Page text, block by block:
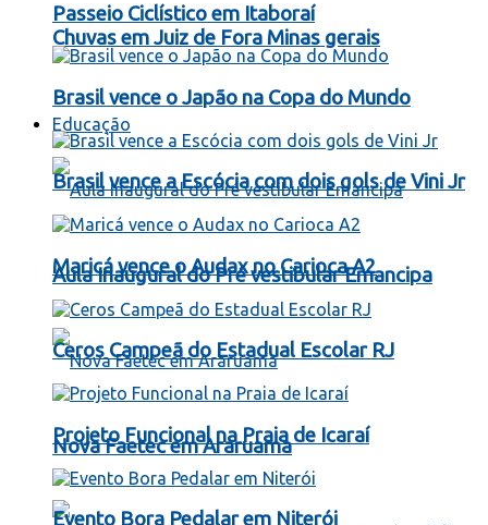
Chuvas em Juiz de Fora Minas gerais
Educação
Aula Inaugural do Pré vestibular Emancipa
Nova Faetec em Araruama
Passeio Ciclístico em Itaboraí
Brasil vence o Japão na Copa do Mundo
Brasil vence a Escócia com dois gols de Vini Jr
Maricá vence o Audax no Carioca A2
Ceros Campeã do Estadual Escolar RJ
Projeto Funcional na Praia de Icaraí
Evento Bora Pedalar em Niterói